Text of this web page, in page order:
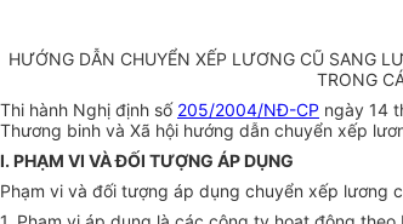
HƯỚNG DẪN CHUYỂN XẾP LƯƠNG CŨ SANG
TRONG
Thi hành Nghị định số 205/2004/NĐ-CP ngày 14
Thương binh và Xã hội hướng dẫn chuyển xếp
I. PHẠM VI VÀ ĐỐI TƯỢNG ÁP DỤNG
Phạm vi và đối tượng áp dụng chuyển xếp lương